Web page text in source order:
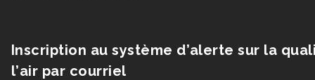
Inscription au système d’alerte sur la
l’air par courriel